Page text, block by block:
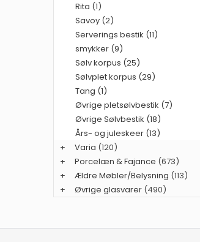
Rita (1)
Savoy (2)
Serverings bestik (11)
smykker (9)
Sølv korpus (25)
Sølvplet korpus (29)
Tang (1)
Øvrige pletsølvbestik (7)
Øvrige Sølvbestik (18)
Års- og juleskeer (13)
+
Varia (120)
+
Porcelæn & Fajance (673)
+
Ældre Møbler/Belysning (113)
+
Øvrige glasvarer (490)